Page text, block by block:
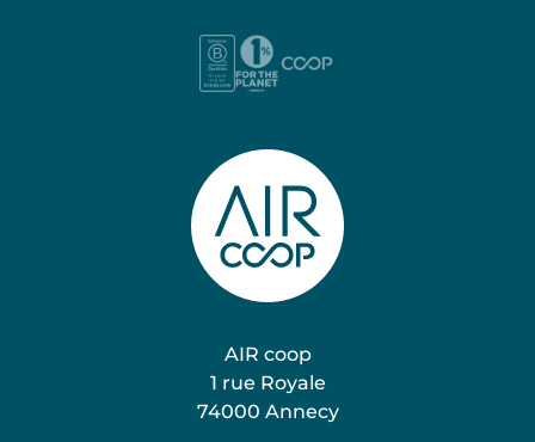
AIR coop
1 rue Royale
74000 Annecy